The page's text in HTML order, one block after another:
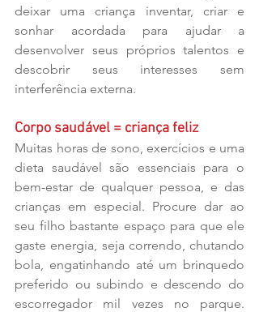
deixar uma criança inventar, criar e
sonhar acordada para ajudar a
desenvolver seus próprios talentos e
descobrir seus interesses sem
interferência externa.
Corpo saudável = criança feliz
Muitas horas de sono, exercícios e uma
dieta saudável são essenciais para o
bem-estar de qualquer pessoa, e das
crianças em especial. Procure dar ao
seu filho bastante espaço para que ele
gaste energia, seja correndo, chutando
bola, engatinhando até um brinquedo
preferido ou subindo e descendo do
escorregador mil vezes no parque.